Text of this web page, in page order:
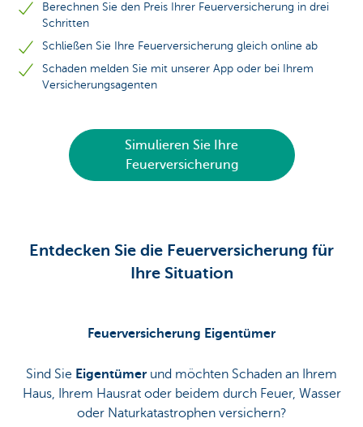
Berechnen Sie den Preis Ihrer Feuerversicherung in drei
Schritten
Schließen Sie Ihre Feuerversicherung gleich online ab
Schaden melden Sie mit unserer App oder bei Ihrem
Versicherungsagenten
Simulieren Sie Ihre
Feuerversicherung
Entdecken Sie die Feuerversicherung für
Ihre Situation
Feuerversicherung Eigentümer
Sind Sie Eigentümer und möchten Schaden an Ihrem
Haus, Ihrem Hausrat oder beidem durch Feuer, Wasser
oder Naturkatastrophen versichern?